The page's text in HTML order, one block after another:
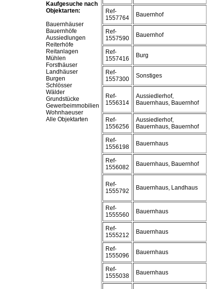
Kaufgesuche nach
Objektarten:
Bauernhäuser
Bauernhöfe
Aussiedlungen
Reiterhöfe
Reitanlagen
Mühlen
Forsthäuser
Landhäuser
Burgen
Schlösser
Wälder
Grundstücke
Gewerbeimmobilien
Wohnhaeuser
Alle Objektarten
Ref-
1557764
Bauernhof
Ref-
1557590
Bauernhof
Ref-
1557416
Burg
Ref-
1557300
Sonstiges
Ref-
1556314
Aussiedlerhof,
Bauernhaus, Bauernhof
Ref-
1556256
Aussiedlerhof,
Bauernhaus, Bauernhof
Ref-
1556198
Bauernhaus
Ref-
1556082
Bauernhaus, Bauernhof
Ref-
1555792
Bauernhaus, Landhaus
Ref-
1555560
Bauernhaus
Ref-
1555212
Bauernhaus
Ref-
1555096
Bauernhaus
Ref-
1555038
Bauernhaus